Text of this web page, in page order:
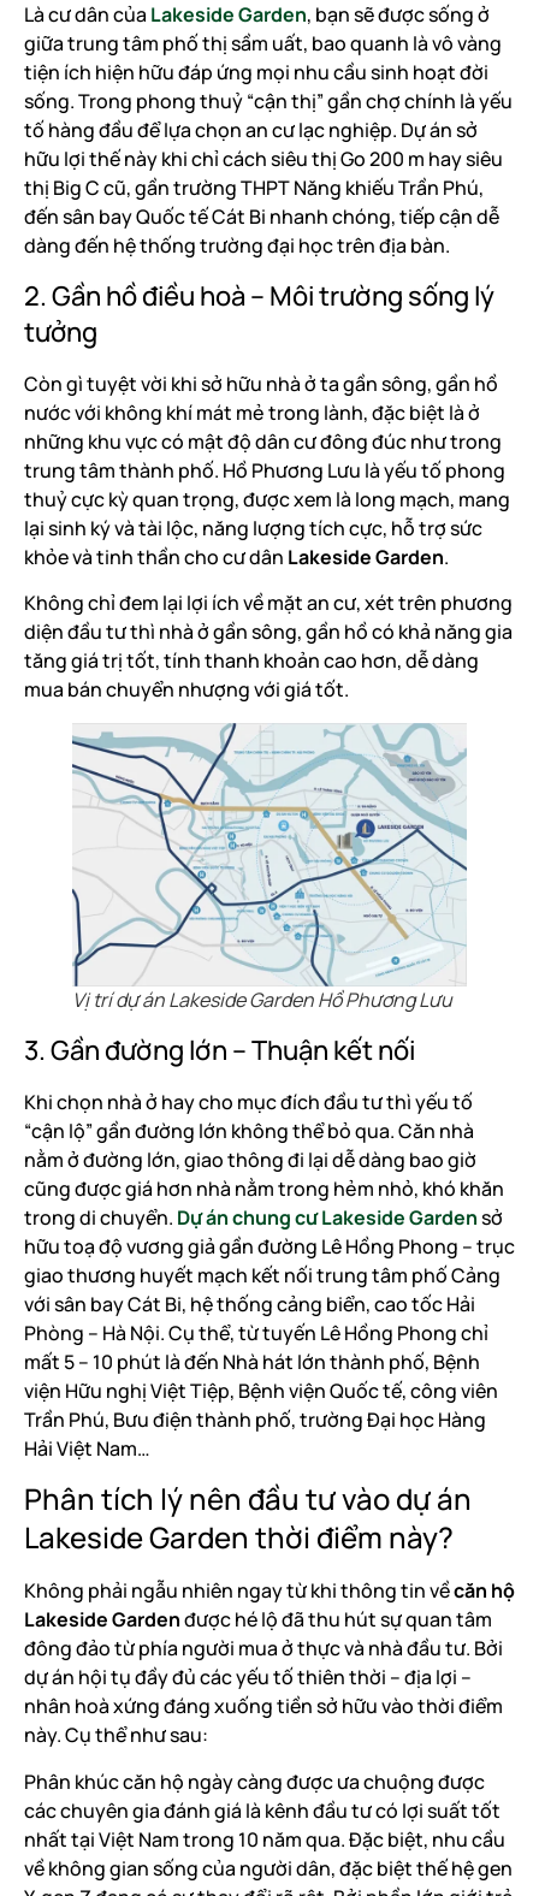
Là cư dân của Lakeside Garden, bạn sẽ được sống ở
giữa trung tâm phố thị sầm uất, bao quanh là vô vàng
tiện ích hiện hữu đáp ứng mọi nhu cầu sinh hoạt đời
sống. Trong phong thuỷ “cận thị” gần chợ chính là yếu
tố hàng đầu để lựa chọn an cư lạc nghiệp. Dự án sở
hữu lợi thế này khi chỉ cách siêu thị Go 200 m hay siêu
thị Big C cũ, gần trường THPT Năng khiếu Trần Phú,
đến sân bay Quốc tế Cát Bi nhanh chóng, tiếp cận dễ
dàng đến hệ thống trường đại học trên địa bàn.
2. Gần hồ điều hoà – Môi trường sống lý
tưởng
Còn gì tuyệt vời khi sở hữu nhà ở ta gần sông, gần hồ
nước với không khí mát mẻ trong lành, đặc biệt là ở
những khu vực có mật độ dân cư đông đúc như trong
trung tâm thành phố. Hồ Phương Lưu là yếu tố phong
thuỷ cực kỳ quan trọng, được xem là long mạch, mang
lại sinh ký và tài lộc, năng lượng tích cực, hỗ trợ sức
khỏe và tinh thần cho cư dân Lakeside Garden.
Không chỉ đem lại lợi ích về mặt an cư, xét trên phương
diện đầu tư thì nhà ở gần sông, gần hồ có khả năng gia
tăng giá trị tốt, tính thanh khoản cao hơn, dễ dàng
mua bán chuyển nhượng với giá tốt.
Vị trí dự án Lakeside Garden Hồ Phương Lưu
3. Gần đường lớn – Thuận kết nối
Khi chọn nhà ở hay cho mục đích đầu tư thì yếu tố
“cận lộ” gần đường lớn không thể bỏ qua. Căn nhà
nằm ở đường lớn, giao thông đi lại dễ dàng bao giờ
cũng được giá hơn nhà nằm trong hẻm nhỏ, khó khăn
trong di chuyển. Dự án chung cư Lakeside Gardensở
hữu toạ độ vương giả gần đường Lê Hồng Phong – trục
giao thương huyết mạch kết nối trung tâm phố Cảng
với sân bay Cát Bi, hệ thống cảng biển, cao tốc Hải
Phòng – Hà Nội. Cụ thể, từ tuyến Lê Hồng Phong chỉ
mất 5 – 10 phút là đến Nhà hát lớn thành phố, Bệnh
viện Hữu nghị Việt Tiệp, Bệnh viện Quốc tế, công viên
Trần Phú, Bưu điện thành phố, trường Đại học Hàng
Hải Việt Nam…
Phân tích lý nên đầu tư vào dự án
Lakeside Garden thời điểm này?
Không phải ngẫu nhiên ngay từ khi thông tin vềcăn hộ
Lakeside Gardenđược hé lộ đã thu hút sự quan tâm
đông đảo từ phía người mua ở thực và nhà đầu tư. Bởi
dự án hội tụ đầy đủ các yếu tố thiên thời – địa lợi –
nhân hoà xứng đáng xuống tiền sở hữu vào thời điểm
này. Cụ thể như sau:
Phân khúc căn hộ ngày càng được ưa chuộng được
các chuyên gia đánh giá là kênh đầu tư có lợi suất tốt
nhất tại Việt Nam trong 10 năm qua. Đặc biệt, nhu cầu
về không gian sống của người dân, đặc biệt thế hệ gen